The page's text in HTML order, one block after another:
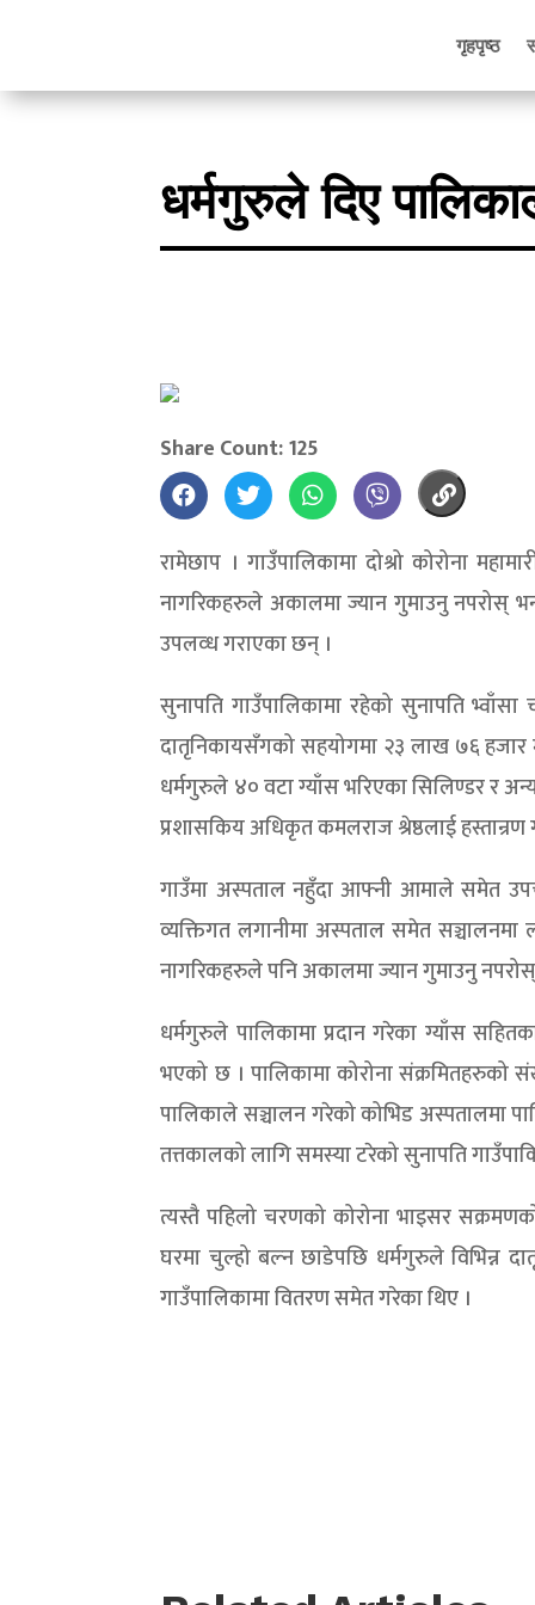
गृहपृष्ठ
धर्मगुरुले दिए
Share Count: 125
रामेछाप । गाउँपालिकामा दोश्रो कोरोना
नागरिकहरुले अकालमा ज्यान गुमाउनु नपरोस्
उपलव्ध गराएका छन् ।
सुनापति गाउँपालिकामा रहेको सुनापति
दातृनिकायसँगको सहयोगमा २३ लाख ७६ हजार
धर्मगुरुले ४० वटा ग्याँस भरिएका सिलिण्डर र
प्रशासकिय अधिकृत कमलराज श्रेष्ठलाई
गाउँमा अस्पताल नहुँदा आफ्नी आमाले समेत
व्यक्तिगत लगानीमा अस्पताल समेत
नागरिकहरुले पनि अकालमा ज्यान गुमाउनु
धर्मगुरुले पालिकामा प्रदान गरेका ग्याँस
भएको छ । पालिकामा कोरोना संक्रमितहरुको
पालिकाले सञ्चालन गरेको कोभिड अस्पतालमा
तत्तकालको लागि समस्या टरेको सुनापति
त्यस्तै पहिलो चरणको कोरोना भाइसर
घरमा चुल्हो बल्न छाडेपछि धर्मगुरुले विभिन्न
गाउँपालिकामा वितरण समेत गरेका थिए ।